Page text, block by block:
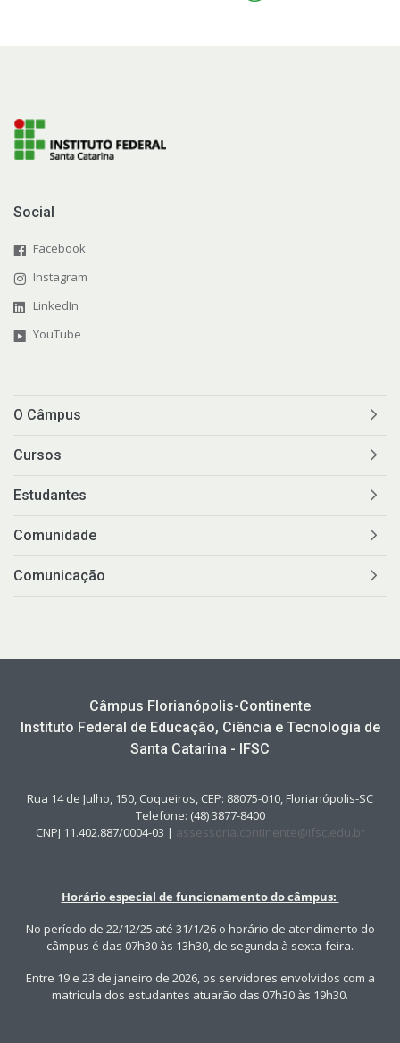
Social
Facebook
Instagram
LinkedIn
YouTube
O Câmpus
Cursos
Estudantes
Comunidade
Comunicação
Câmpus Florianópolis-Continente
Instituto Federal de Educação, Ciência e Tecnologia de
Santa Catarina - IFSC
Rua 14 de Julho, 150, Coqueiros, CEP: 88075-010, Florianópolis-SC
Telefone: (48) 3877-8400
CNPJ 11.402.887/0004-03 | assessoria.continente@ifsc.edu.br
Horário especial de funcionamento do câmpus:
No período de 22/12/25 até 31/1/26 o horário de atendimento do
câmpus é das 07h30 às 13h30, de segunda à sexta-feira.
Entre 19 e 23 de janeiro de 2026, os servidores envolvidos com a
matrícula dos estudantes atuarão das 07h30 às 19h30.